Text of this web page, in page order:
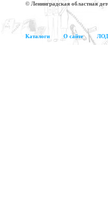
© Ленинградская областная
Каталоги О сайте